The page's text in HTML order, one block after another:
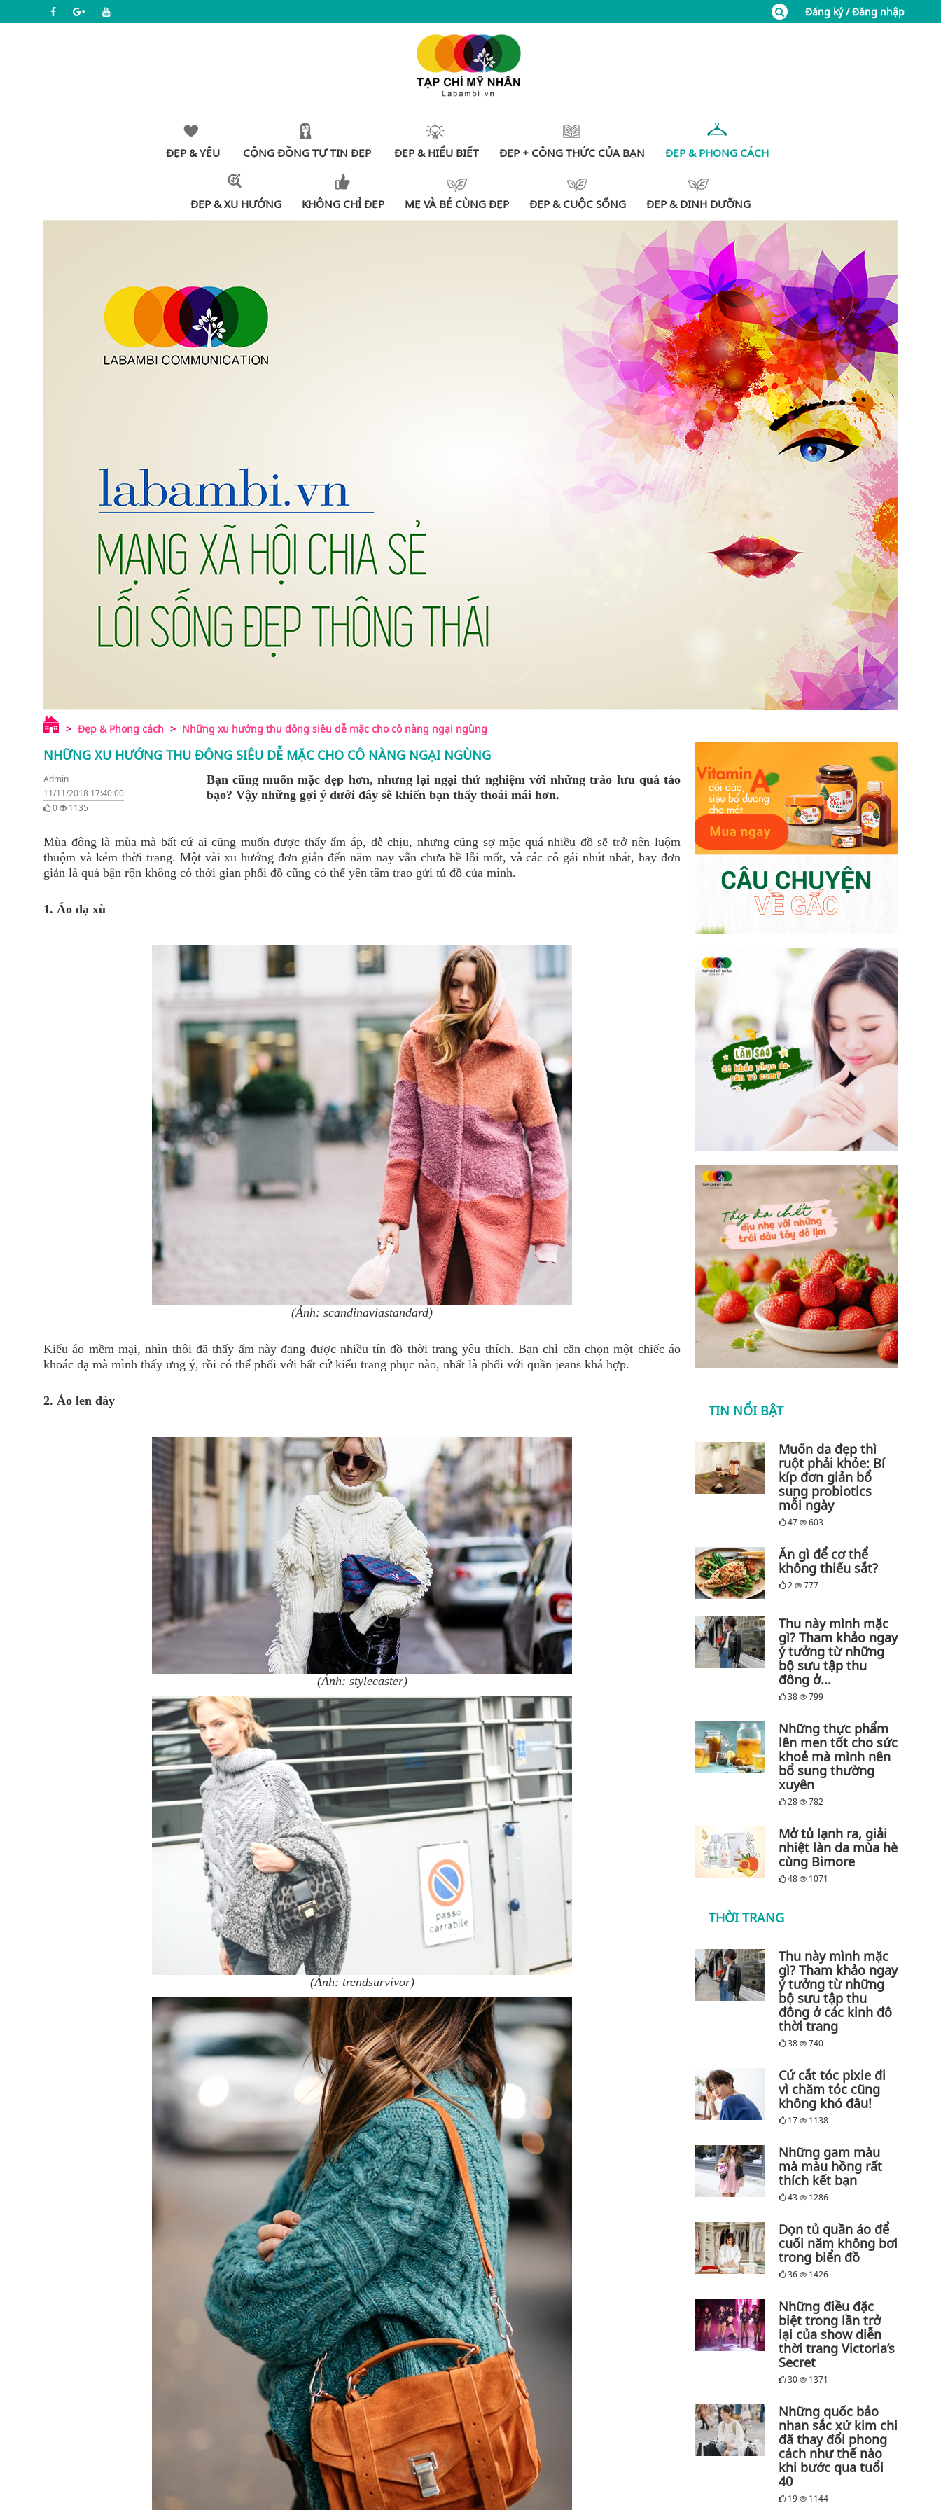
Đăng ký / Đăng nhập
ĐẸP & YÊU CỘNG ĐỒNG TỰ TIN ĐẸP ĐẸP & HIỂU BIẾT ĐẸP + CÔNG THỨC CỦA BẠN ĐẸP & PHONG CÁCH
ĐẸP & XU HƯỚNG KHÔNG CHỈ ĐẸP MẸ VÀ BÉ CÙNG ĐẸP ĐẸP & CUỘC SỐNG ĐẸP & DINH DƯỠNG
Đẹp & Phong cách Những xu hướng thu đông siêu dễ mặc cho cô nàng ngại ngùng
NHỮNG XU HƯỚNG THU ĐÔNG SIÊU DỄ MẶC CHO CÔ NÀNG NGẠI NGÙNG
Admin
11/11/2018 17:40:00
0
1135
Bạn cũng muốn mặc đẹp hơn, nhưng lại ngại thử nghiệm với những trào lưu quá táo
bạo? Vậy những gợi ý dưới đây sẽ khiến bạn thấy thoải mái hơn.
Mùa đông là mùa mà bất cứ ai cũng muốn được thấy ấm áp, dễ chịu, nhưng cũng sợ mặc quá nhiều đồ sẽ trở nên luộm
thuộm và kém thời trang. Một vài xu hướng đơn giản đến năm nay vẫn chưa hề lỗi mốt, và các cô gái nhút nhát, hay đơn
giản là quá bận rộn không có thời gian phối đồ cũng có thể yên tâm trao gửi tủ đồ của mình.
1. Áo dạ xù
(Ảnh: scandinaviastandard)
Kiểu áo mềm mại, nhìn thôi đã thấy ấm này đang được nhiều tín đồ thời trang yêu thích. Bạn chỉ cần chọn một chiếc áo
khoác dạ mà mình thấy ưng ý, rồi có thể phối với bất cứ kiểu trang phục nào, nhất là phối với quần jeans khá hợp.
2. Áo len dày
(Ảnh: stylecaster)
(Ảnh: trendsurvivor)
TIN NỔI BẬT
Muốn da đẹp thì
ruột phải khỏe: Bí
kíp đơn giản bổ
sung probiotics
mỗi ngày
47 603
Ăn gì để cơ thể
không thiếu sắt?
2 777
Thu này mình mặc
gì? Tham khảo ngay
ý tưởng từ những
bộ sưu tập thu
đông ở...
38 799
Những thực phẩm
lên men tốt cho sức
khoẻ mà mình nên
bổ sung thường
xuyên
28 782
Mở tủ lạnh ra, giải
nhiệt làn da mùa hè
cùng Bimore
48 1071
THỜI TRANG
Thu này mình mặc
gì? Tham khảo ngay
ý tưởng từ những
bộ sưu tập thu
đông ở các kinh đô
thời trang
38 740
Cứ cắt tóc pixie đi
vì chăm tóc cũng
không khó đâu!
17 1138
Những gam màu
mà màu hồng rất
thích kết bạn
43 1286
Dọn tủ quần áo để
cuối năm không bơi
trong biển đồ
36 1426
Những điều đặc
biệt trong lần trở
lại của show diễn
thời trang Victoria’s
Secret
30 1371
Những quốc bảo
nhan sắc xứ kim chi
đã thay đổi phong
cách như thế nào
khi bước qua tuổi
40
19 1144